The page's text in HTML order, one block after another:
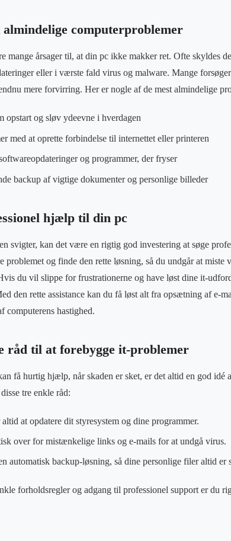
almindelige computerproblemer
mange årsager til, at din pc ikke makker ret. Ofte skyldes
eller i værste fald virus og malware. Mange
mere forvirring. Her er nogle af de mest almindelige
opstart og sløv ydeevne i hverdagen
med at oprette forbindelse til internettet eller printeren
og programmer, der fryser
backup af vigtige dokumenter og personlige billeder
hjælp til din pc
svigter, kan det være en rigtig god investering at søge
problemet og finde den rette løsning, så du undgår at miste
du vil slippe for frustrationerne og have løst dine it-
den rette assistance kan du få løst alt fra opsætning af e-
computerens hastighed.
råd til at forebygge it-problemer
få hurtig hjælp, når skaden er sket, er det altid en god idé
tre enkle råd:
at opdatere dit styresystem og dine programmer.
over for mistænkelige links og e-mails for at undgå virus.
automatisk backup-løsning, så dine personlige filer altid er
forholdsregler og adgang til professionel support er du